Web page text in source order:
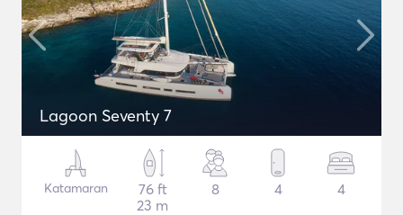
Lagoon Seventy 7
Katamaran
76 ft
23 m
8 4 4